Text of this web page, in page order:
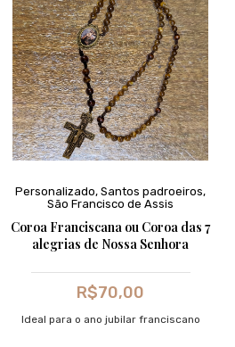
Personalizado, Santos padroeiros,
São Francisco de Assis
Coroa Franciscana ou Coroa das 7
alegrias de Nossa Senhora
R$70,00
Ideal para o ano jubilar franciscano